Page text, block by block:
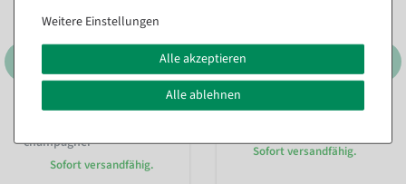
Organzasäckchen Pailletten
champagner
Sofort versandfähig.
Organzasäckchen Pailletten
Sofort versandfähig.
Weitere Einstellungen
Alle akzeptieren
Alle ablehnen